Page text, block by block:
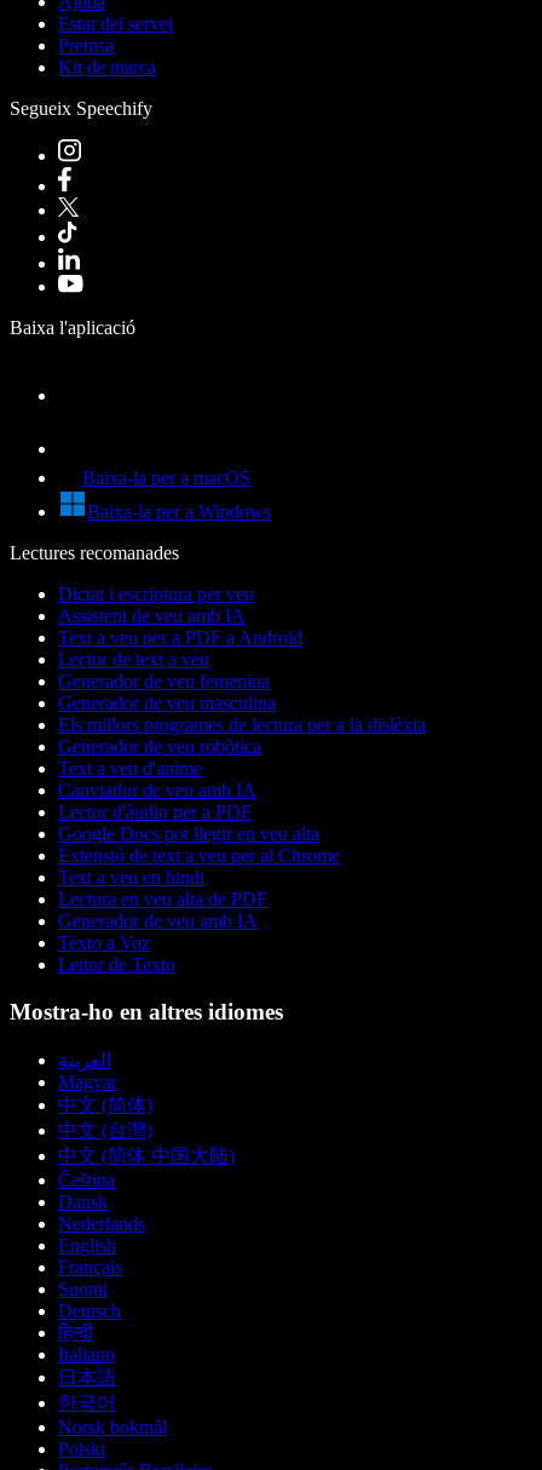
Estat del servei
Premsa
Kit de marca
Segueix Speechify
Baixa l'aplicació
Baixa-la per a macOS
Baixa-la per a Windows
Lectures recomanades
Dictat i escriptura per veu
Assistent de veu amb IA
Text a veu per a PDF a Android
Lector de text a veu
Generador de veu femenina
Generador de veu masculina
Els millors programes de lectura per a la dislèxia
Generador de veu robòtica
Text a veu d'anime
Canviador de veu amb IA
Lector d'àudio per a PDF
Google Docs pot llegir en veu alta
Extensió de text a veu per al Chrome
Text a veu en hindi
Lectura en veu alta de PDF
Generador de veu amb IA
Texto a Voz
Leitor de Texto
Mostra-ho en altres idiomes
العربية
Magyar
中文 (简体)
中文 (台灣)
中文 (简体 中国大陆)
Čeština
Dansk
Nederlands
English
Français
Suomi
Deutsch
हिन्दी
Italiano
日本語
한국어
Norsk bokmål
Polski